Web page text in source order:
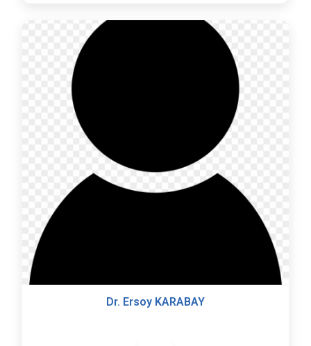
Dr. Ersoy KARABAY